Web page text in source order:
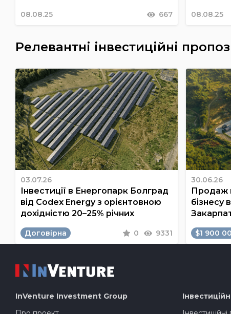
08.08.25 667 08.08.25
Релевантні інвестиційні
03.07.26
Інвестиції в Енергопарк Болград
від Codex Energy з орієнтовною
дохідністю 20–25% річних
Договірна 0 9331
30.06.26
Продаж
бізнесу
$1 900
InVenture Investment Group